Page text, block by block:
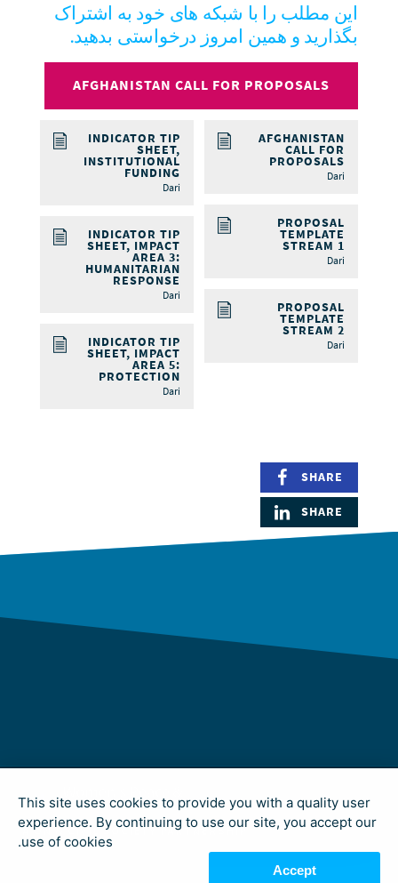
This site uses cookies to provide you with a quality user
experience. By continuing to use our site, you accept our
use of cookies.
Accept
این مطلب را با شبکه های خود به اشتراک
بگذارید و همین امروز درخواستی بدهید.
AFGHANISTAN CALL FOR PROPOSALS
AFGHANISTAN
CALL FOR
PROPOSALS
Dari
PROPOSAL
TEMPLATE
STREAM 1
Dari
PROPOSAL
TEMPLATE
STREAM 2
Dari
INDICATOR TIP
SHEET,
INSTITUTIONAL
FUNDING
Dari
INDICATOR TIP
SHEET, IMPACT
AREA 3:
HUMANITARIAN
RESPONSE
Dari
INDICATOR TIP
SHEET, IMPACT
AREA 5:
PROTECTION
Dari
SHARE
SHARE
A UN & CIVIL SOCIETY PARTNERSHIP